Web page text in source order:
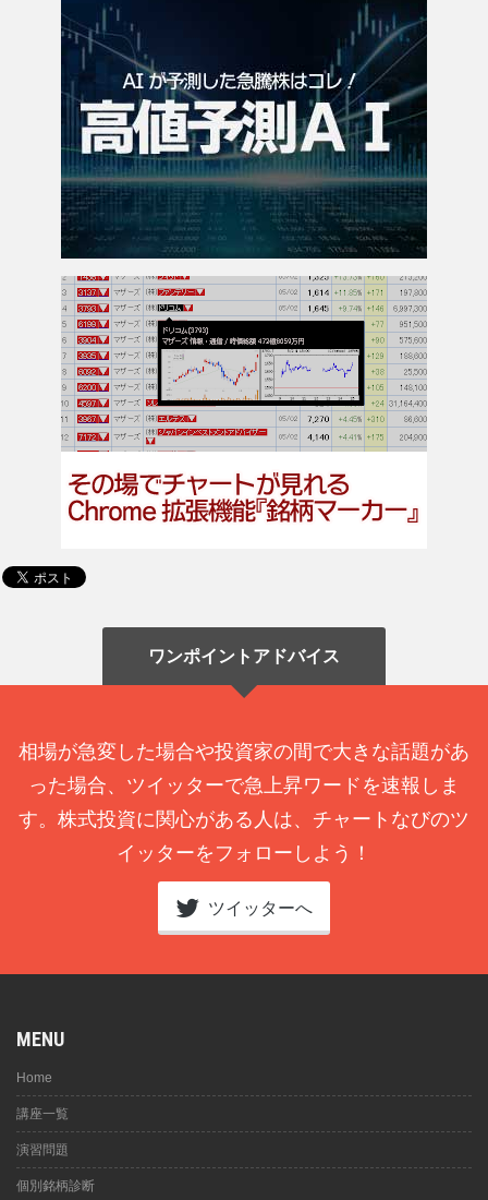
ワンポイントアドバイス
相場が急変した場合や投資家の間で大きな話題があ
った場合、ツイッターで急上昇ワードを速報しま
す。株式投資に関心がある人は、チャートなびのツ
イッターをフォローしよう！
ツイッターへ
MENU
Home
講座一覧
演習問題
個別銘柄診断